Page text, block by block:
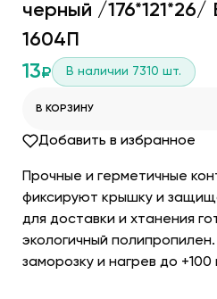
черный /
1604П
13₽ В наличии 7310 шт.
В КОРЗИНУ
Добавить в избранное
Прочные и герметичные
фиксируют крышку и
для доставки и хтанения
экологичный
заморозку и нагрев до +100